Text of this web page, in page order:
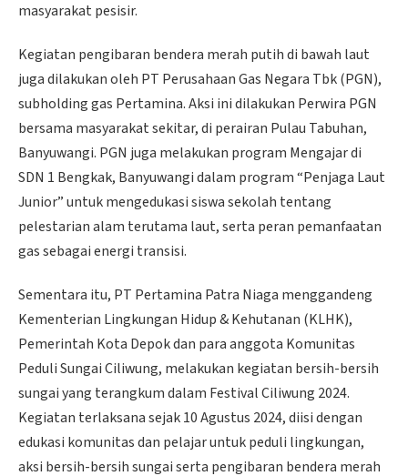
masyarakat pesisir.
Kegiatan pengibaran bendera merah putih di bawah laut
juga dilakukan oleh PT Perusahaan Gas Negara Tbk (PGN),
subholding gas Pertamina. Aksi ini dilakukan Perwira PGN
bersama masyarakat sekitar, di perairan Pulau Tabuhan,
Banyuwangi. PGN juga melakukan program Mengajar di
SDN 1 Bengkak, Banyuwangi dalam program “Penjaga Laut
Junior” untuk mengedukasi siswa sekolah tentang
pelestarian alam terutama laut, serta peran pemanfaatan
gas sebagai energi transisi.
Sementara itu, PT Pertamina Patra Niaga menggandeng
Kementerian Lingkungan Hidup & Kehutanan (KLHK),
Pemerintah Kota Depok dan para anggota Komunitas
Peduli Sungai Ciliwung, melakukan kegiatan bersih-bersih
sungai yang terangkum dalam Festival Ciliwung 2024.
Kegiatan terlaksana sejak 10 Agustus 2024, diisi dengan
edukasi komunitas dan pelajar untuk peduli lingkungan,
aksi bersih-bersih sungai serta pengibaran bendera merah